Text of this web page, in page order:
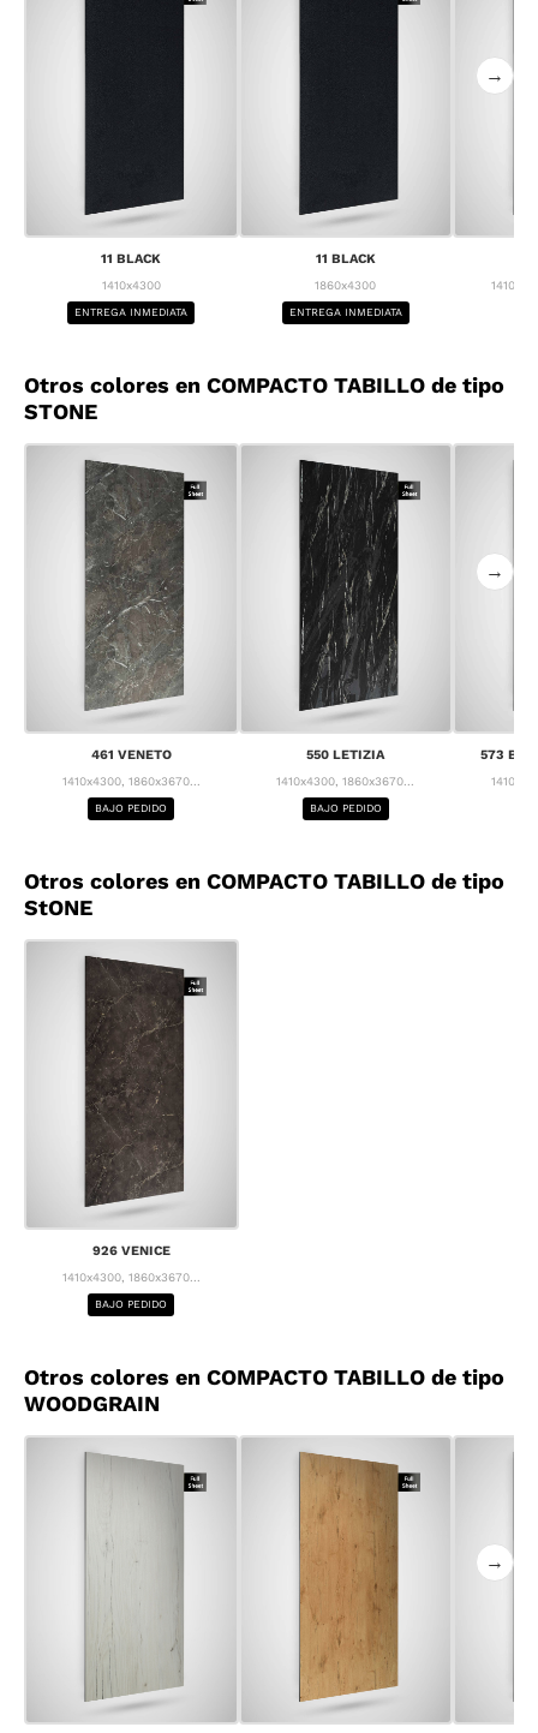
11 BLACK
1410x4300
ENTREGA INMEDIATA
11 BLACK
1860x4300
ENTREGA INMEDIATA
→
Otros colores en COMPACTO TABILLO de tipo
STONE
461 VENETO
1410x4300, 1860x3670...
BAJO PEDIDO
550 LETIZIA
1410x4300, 1860x3670...
BAJO PEDIDO
573
→
Otros colores en COMPACTO TABILLO de tipo
StONE
926 VENICE
1410x4300, 1860x3670...
BAJO PEDIDO
Otros colores en COMPACTO TABILLO de tipo
WOODGRAIN
→